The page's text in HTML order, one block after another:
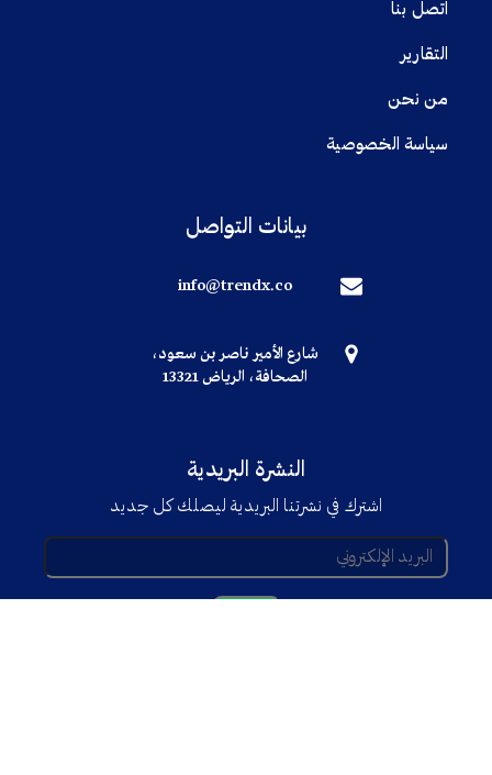
اتصل بنا
التقارير
من نحن
سياسة الخصوصية
بيانات التواصل
info@trendx.co
شارع الأمير ناصر بن سعود،
الصحافة، الرياض 13321
النشرة البريدية
اشترك في نشرتنا البريدية ليصلك كل جديد